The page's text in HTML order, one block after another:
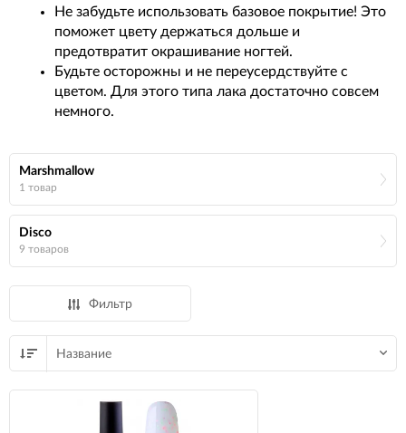
Не забудьте использовать базовое покрытие! Это
поможет цвету держаться дольше и
предотвратит окрашивание ногтей.
Будьте осторожны и не переусердствуйте с
цветом. Для этого типа лака достаточно совсем
немного.
Marshmallow
1 товар
Disco
9 товаров
Фильтр
Название